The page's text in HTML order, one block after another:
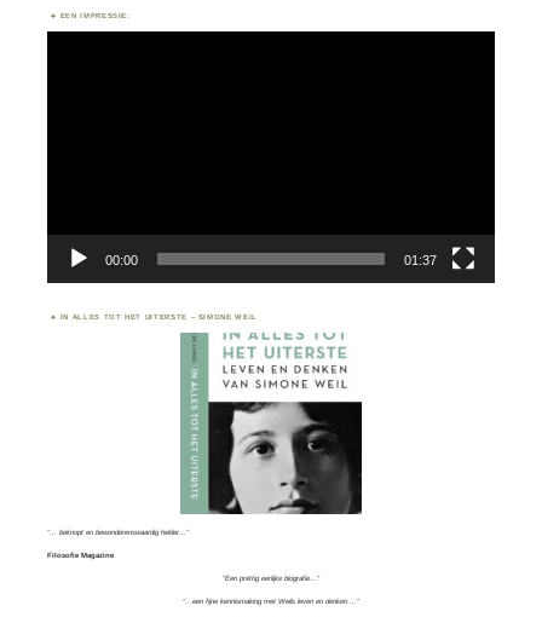
EEN IMPRESSIE:
Videospeler
00:00 01:37
IN ALLES TOT HET UITERSTE – SIMONE WEIL
“… beknopt en bewonderenswaardig helder…”
Filosofie Magazine
“Een prettig eerlijke biografie…”
“…een fijne kennismaking met Weils leven en denken….”